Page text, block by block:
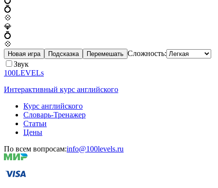
💍
💠
💎
💍
💠
Новая игра Подсказка Перемешать Сложность:
Звук
100LEVELs
Интерактивный курс английского
Курс английского
Словарь-Тренажер
Статьи
Цены
По всем вопросам:info@100levels.ru